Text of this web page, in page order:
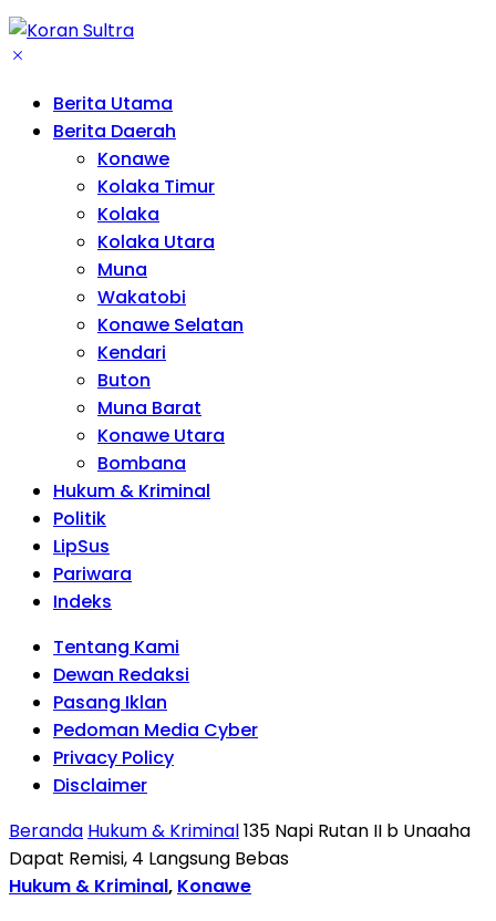
Berita Utama
Berita Daerah
Konawe
Kolaka Timur
Kolaka
Kolaka Utara
Muna
Wakatobi
Konawe Selatan
Kendari
Buton
Muna Barat
Konawe Utara
Bombana
Hukum & Kriminal
Politik
LipSus
Pariwara
Indeks
Tentang Kami
Dewan Redaksi
Pasang Iklan
Pedoman Media Cyber
Privacy Policy
Disclaimer
Beranda Hukum & Kriminal135 Napi Rutan II b Unaaha
Dapat Remisi, 4 Langsung Bebas
Hukum & Kriminal, Konawe